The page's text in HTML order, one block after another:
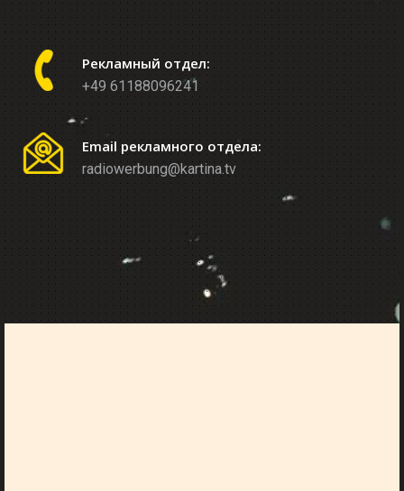
Рекламный отдел:
+49 61188096241
Email рекламного отдела:
radiowerbung@kartina.tv